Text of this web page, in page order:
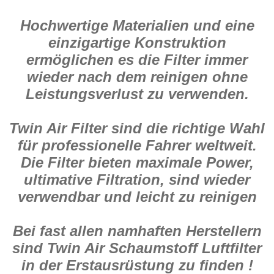
Hochwertige Materialien und eine
einzigartige Konstruktion
ermöglichen es die Filter immer
wieder nach dem reinigen ohne
Leistungsverlust zu verwenden.
Twin Air Filter sind die richtige Wahl
für professionelle Fahrer weltweit.
Die Filter bieten maximale Power,
ultimative Filtration, sind wieder
verwendbar und leicht zu reinigen
Bei fast allen namhaften Herstellern
sind Twin Air Schaumstoff Luftfilter
in der Erstausrüstung zu finden !